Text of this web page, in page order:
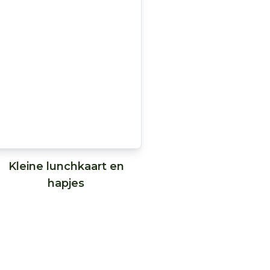
Kleine lunchkaart en
hapjes